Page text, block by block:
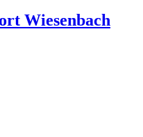
Wiesenbach